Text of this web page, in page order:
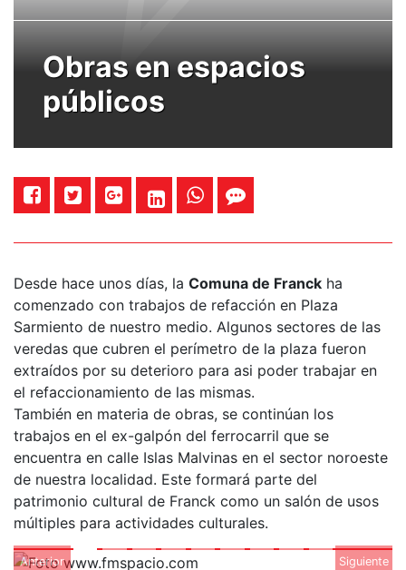
Obras en espacios
públicos
Desde hace unos días, la Comuna de Franck ha
comenzado con trabajos de refacción en Plaza
Sarmiento de nuestro medio. Algunos sectores de las
veredas que cubren el perímetro de la plaza fueron
extraídos por su deterioro para asi poder trabajar en
el refaccionamiento de las mismas.
También en materia de obras, se continúan los
trabajos en el ex-galpón del ferrocarril que se
encuentra en calle Islas Malvinas en el sector noroeste
de nuestra localidad. Este formará parte del
patrimonio cultural de Franck como un salón de usos
múltiples para actividades culturales.
Anterior Siguiente